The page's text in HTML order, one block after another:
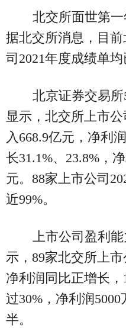
北交所面世第
据北交所消息，目
司2021年度成绩单均
北京证券交易
显示，北交所上市
入668.9亿元，净利
长31.1%、23.8%，
元。88家上市公司
近99%。
上市公司盈利
示，89家北交所上
净利润同比正增长
过30%，净利润
半。